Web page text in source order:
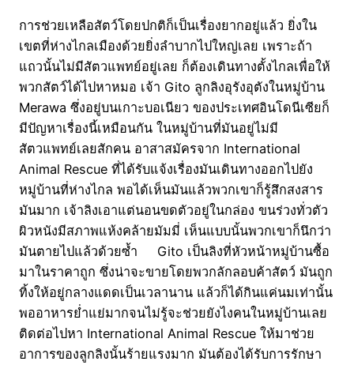
การช่วยเหลือสัตว์โดยปกติก็เป็นเรื่องยากอยู่แล้ว ยิ่งใน
เขตที่ห่างไกลเมืองด้วยยิ่งลำบากไปใหญ่เลย เพราะถ้า
แถวนั้นไม่มีสัตวแพทย์อยู่เลย ก็ต้องเดินทางตั้งไกลเพื่อให้
พวกสัตว์ได้ไปหาหมอ เจ้า Gito ลูกลิงอุรังอุตังในหมู่บ้าน
Merawa ซึ่งอยู่บนเกาะบอเนียว ของประเทศอินโดนีเซียก็
มีปัญหาเรื่องนี้เหมือนกัน ในหมู่บ้านที่มันอยู่ไม่มี
สัตวแพทย์เลยสักคน อาสาสมัครจาก International
Animal Rescue ที่ได้รับแจ้งเรื่องมันเดินทางออกไปยัง
หมู่บ้านที่ห่างไกล พอได้เห็นมันแล้วพวกเขาก็รู้สึกสงสาร
มันมาก เจ้าลิงเอาแต่นอนขดตัวอยู่ในกล่อง ขนร่วงทั่วตัว
ผิวหนังมีสภาพแห้งคล้ายมัมมี่ เห็นแบบนั้นพวกเขาก็นึกว่า
มันตายไปแล้วด้วยซ้ำ Gito เป็นลิงที่หัวหน้าหมู่บ้านซื้อ
มาในราคาถูก ซึ่งน่าจะขายโดยพวกลักลอบค้าสัตว์ มันถูก
ทิ้งให้อยู่กลางแดดเป็นเวลานาน แล้วก็ได้กินแค่นมเท่านั้น
พออาหารย่ำแย่มากจนไม่รู้จะช่วยยังไงคนในหมู่บ้านเลย
ติดต่อไปหา International Animal Rescue ให้มาช่วย
อาการของลูกลิงนั้นร้ายแรงมาก มันต้องได้รับการรักษา